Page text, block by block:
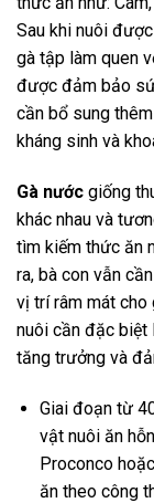
Sau khi nuôi
gà tập làm quen
được đảm bảo
cần bổ sung
kháng sinh và
Gà nước giống
khác nhau và
tìm kiếm thức ăn
ra, bà con vẫn
vị trí râm mát cho
nuôi cần đặc biệt
tăng trưởng và
Giai đoạn từ
vật nuôi ăn
Proconco
ăn theo công